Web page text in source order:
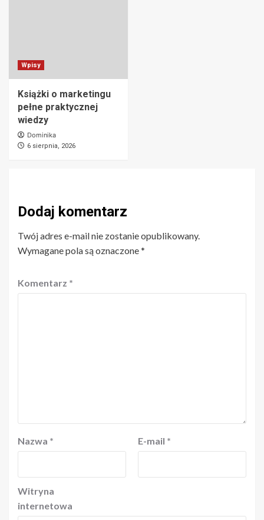
Wpisy
Książki o marketingu
pełne praktycznej
wiedzy
Dominika
6 sierpnia, 2026
Dodaj komentarz
Twój adres e-mail nie zostanie opublikowany.
Wymagane pola są oznaczone*
Komentarz *
Nazwa * E-mail *
Witryna
internetowa